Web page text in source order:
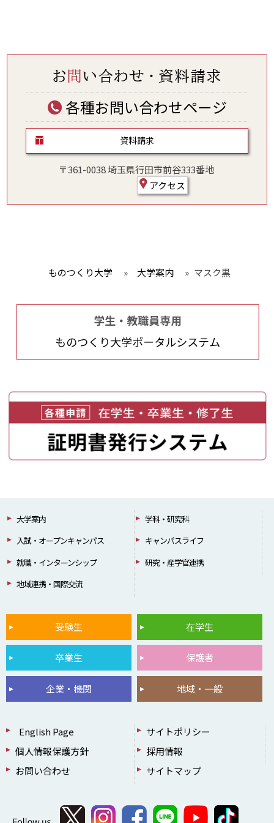
各種お問い合わせページ
資料請求
〒361-0038 埼玉県行田市前谷333番地
アクセス
ものつくり大学 » 大学案内 » マスク黒
大学案内
学科・研究科
入試・オープンキャンパス
キャンパスライフ
就職・インターンシップ
研究・産学官連携
地域連携・国際交流
受験生 在学生
卒業生 保護者
企業・機関 地域・一般
English Page
サイトポリシー
個人情報保護方針
採用情報
お問い合わせ
サイトマップ